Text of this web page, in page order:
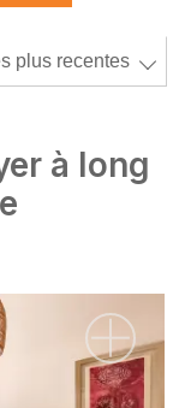
plus recentes
à long